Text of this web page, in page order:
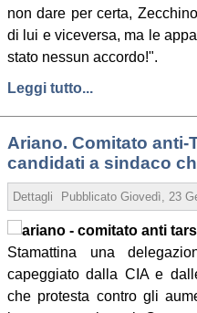
non dare per certa,
di lui e viceversa, ma le
stato nessun accordo!".
Leggi tutto...
Ariano. Comitato anti-
candidati a sindaco
Dettagli Pubblicato Giovedì, 23
Stamattina una
capeggiato dalla CIA e
che protesta contro gli